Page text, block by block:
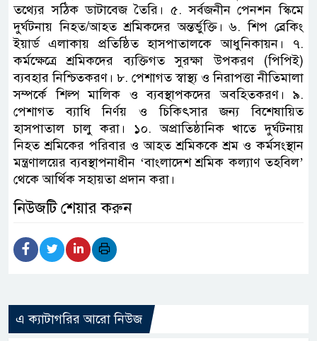
তথ্যের সঠিক ডাটাবেজ তৈরি। ৫. সর্বজনীন পেনশন স্কিমে
দুর্ঘটনায় নিহত/আহত শ্রমিকদের অন্তর্ভুক্তি। ৬. শিপ ব্রেকিং
ইয়ার্ড এলাকায় প্রতিষ্ঠিত হাসপাতালকে আধুনিকায়ন। ৭.
কর্মক্ষেত্রে শ্রমিকদের ব্যক্তিগত সুরক্ষা উপকরণ (পিপিই)
ব্যবহার নিশ্চিতকরণ। ৮. পেশাগত স্বাস্থ্য ও নিরাপত্তা নীতিমালা
সম্পর্কে শিল্প মালিক ও ব্যবস্থাপকদের অবহিতকরণ। ৯.
পেশাগত ব্যাধি নির্ণয় ও চিকিৎসার জন্য বিশেষায়িত
হাসপাতাল চালু করা। ১০. অপ্রাতিষ্ঠানিক খাতে দুর্ঘটনায়
নিহত শ্রমিকের পরিবার ও আহত শ্রমিককে শ্রম ও কর্মসংস্থান
মন্ত্রণালয়ের ব্যবস্থাপনাধীন ‘বাংলাদেশ শ্রমিক কল্যাণ তহবিল’
থেকে আর্থিক সহায়তা প্রদান করা।
নিউজটি শেয়ার করুন
এ ক্যাটাগরির আরো নিউজ